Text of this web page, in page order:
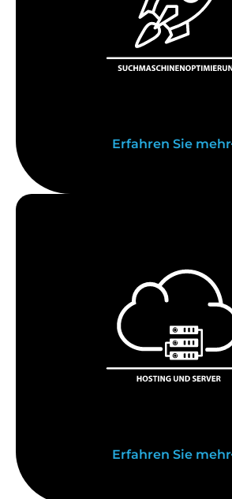
Erfahren Sie mehr
Erfahren Sie mehr